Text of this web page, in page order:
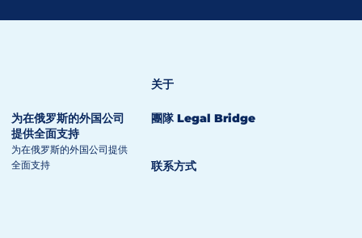
为在俄罗斯的外国公司
提供全面支持
为在俄罗斯的外国公司提供
全面支持
关于
團隊 Legal Bridge
联系方式